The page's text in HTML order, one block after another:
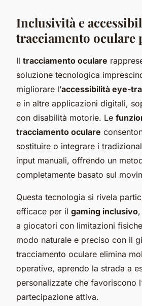
Inclusività e
tracciamento oculare
Il tracciamento oculare
soluzione tecnologica
migliorare l’accessibilità eye-
e in altre applicazioni digitali,
con disabilità motorie. Le
tracciamento oculare
sostituire o integrare i
input manuali, offrendo un
completamente basato sul
Questa tecnologia si rivela
efficace per il gaming inclusivo
a giocatori con limitazioni
modo naturale e preciso con il
tracciamento oculare elimina
operative, aprendo la strada a
personalizzate che favoriscono
partecipazione attiva.